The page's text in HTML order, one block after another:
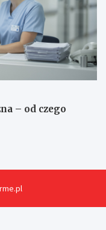
– od czego